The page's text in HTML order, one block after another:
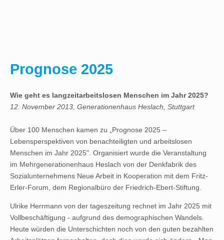
Prognose 2025
Wie geht es langzeitarbeitslosen Menschen im Jahr 2025?
12. November 2013, Generationenhaus Heslach, Stuttgart
Über 100 Menschen kamen zu „Prognose 2025 –
Lebensperspektiven von benachteiligten und arbeitslosen
Menschen im Jahr 2025". Organisiert wurde die Veranstaltung
im Mehrgenerationenhaus Heslach von der Denkfabrik des
Sozialunternehmens Neue Arbeit in Kooperation mit dem Fritz-
Erler-Forum, dem Regionalbüro der Friedrich-Ebert-Stiftung.
Ulrike Herrmann von der tageszeitung rechnet im Jahr 2025 mit
Vollbeschäftigung - aufgrund des demographischen Wandels.
Heute würden die Unterschichten noch von den guten bezahlten